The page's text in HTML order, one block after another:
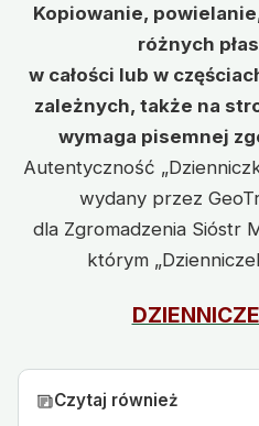
Kopiowanie,
różnych
w całości lub w
zależnych, także na
wymaga pisemnej
Autentyczność
wydany przez
dla Zgromadzenia Sióstr
którym
Czytaj również